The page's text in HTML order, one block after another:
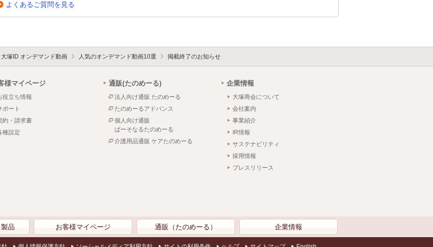
よくあるご質問を見る
大塚ID オンデマンド動画 人気のオンデマンド動画10選 掲載終了のお知らせ
様マイページ
役立ち情報
ポート
約・請求書
種設定
通販(たのめーる)
法人向け通販 たのめーる
たのめーるアドバンス
個人向け通販
ぱーそなるたのめーる
介護用品通販 ケアたのめーる
企業情報
大塚商会について
会社案内
事業紹介
IR情報
サステナビリティ
採用情報
プレスリリース
品 お客様マイページ 通販（たのめーる） 企業情報